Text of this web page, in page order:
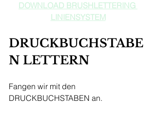
DOWNLOAD BRUSHLETTERING
LINIENSYSTEM
DRUCKBUCHSTABE
N LETTERN
Fangen wir mit den
DRUCKBUCHSTABEN an.